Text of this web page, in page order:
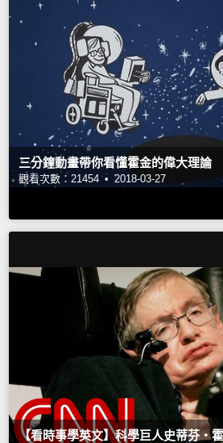
三分鐘動畫帶你看懂霍金的偉大理論
觀看次數：21454 • 2018-03-27
【看時事學英文】科學巨人史蒂芬‧